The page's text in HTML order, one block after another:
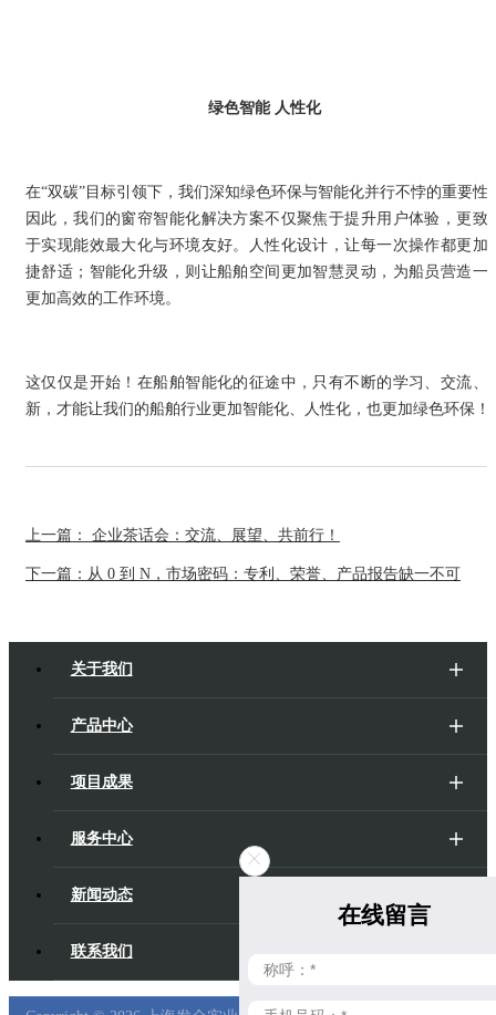
绿色智能 人性化
在“双碳”目标引领下，我们深知绿色环保与智能化并行不悖的重要性
因此，我们的窗帘智能化解决方案不仅聚焦于提升用户体验，更致
于实现能效最大化与环境友好。人性化设计，让每一次操作都更加
捷舒适；智能化升级，则让船舶空间更加智慧灵动，为船员营造一
更加高效的工作环境。
这仅仅是开始！在船舶智能化的征途中，只有不断的学习、交流、
新，才能让我们的船舶行业更加智能化、人性化，也更加绿色环保！
上一篇： 企业茶话会：交流、展望、共前行！
下一篇：从 0 到 N，市场密码：专利、荣誉、产品报告缺一不可
关于我们
产品中心
项目成果
服务中心
新闻动态
联系我们
在线留言